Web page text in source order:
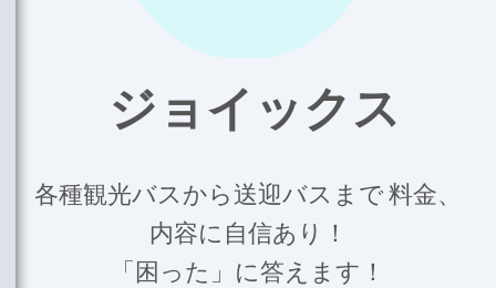
ジョイックス
各種観光バスから送迎バスまで料金、
内容に自信あり！
「困った」に答えます！